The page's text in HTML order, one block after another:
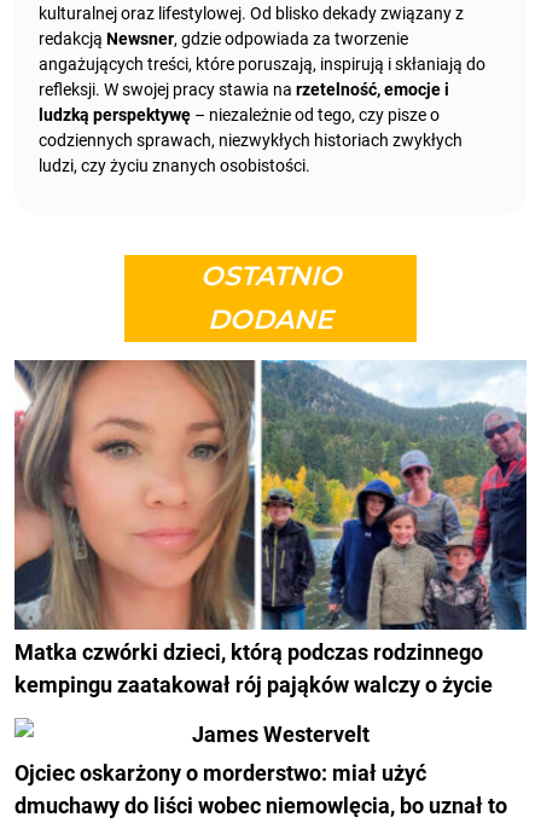
kulturalnej oraz lifestylowej. Od blisko dekady związany z
redakcją Newsner, gdzie odpowiada za tworzenie
angażujących treści, które poruszają, inspirują i skłaniają do
refleksji. W swojej pracy stawia na rzetelność, emocje i
ludzką perspektywę – niezależnie od tego, czy pisze o
codziennych sprawach, niezwykłych historiach zwykłych
ludzi, czy życiu znanych osobistości.
OSTATNIO
DODANE
Matka czwórki dzieci, którą podczas rodzinnego
kempingu zaatakował rój pająków walczy o życie
Ojciec oskarżony o morderstwo: miał użyć
dmuchawy do liści wobec niemowlęcia, bo uznał to